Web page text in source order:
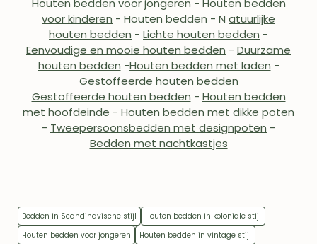
Houten bedden voor jongeren - Houten bedden
voor kinderen - Houten bedden - N atuurlijke
houten bedden - Lichte houten bedden -
Eenvoudige en mooie houten bedden - Duurzame
houten bedden -Houten bedden met laden -
Gestoffeerde houten bedden
Gestoffeerde houten bedden - Houten bedden
met hoofdeinde - Houten bedden met dikke poten
- Tweepersoonsbedden met designpoten -
Bedden met nachtkastjes
Bedden in Scandinavische stijl
Houten bedden in koloniale stijl
Houten bedden voor jongeren
Houten bedden in vintage stijl